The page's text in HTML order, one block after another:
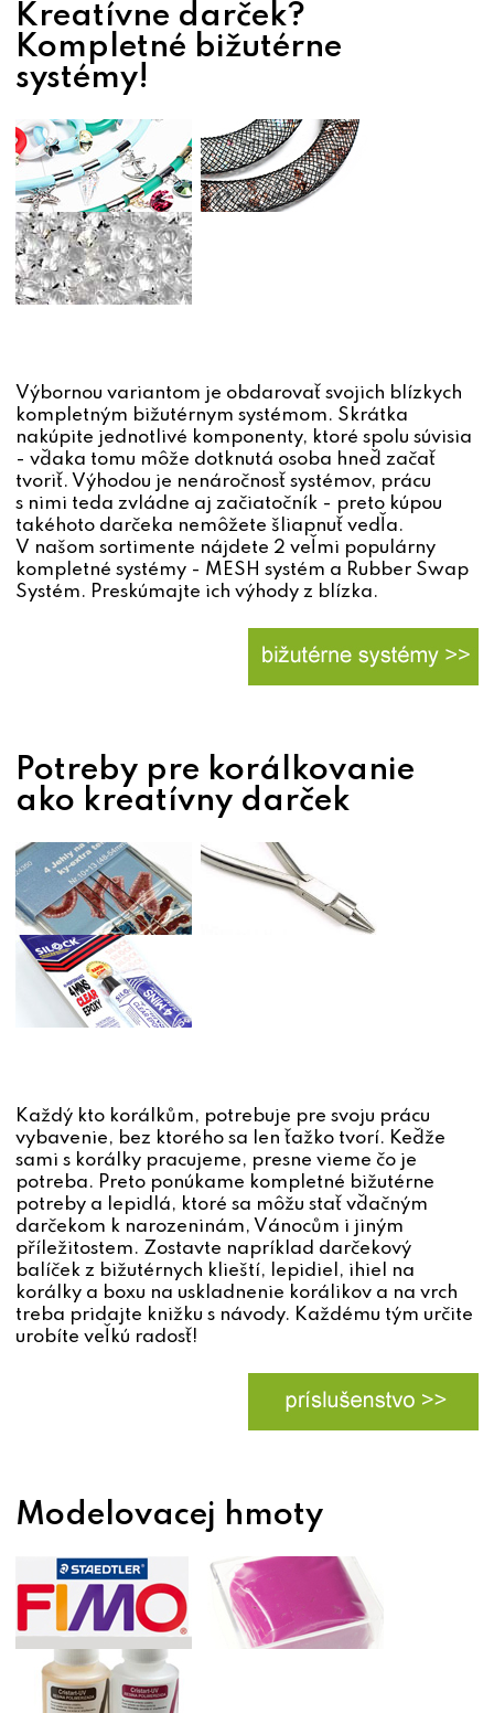
Kreatívne darček?
Kompletné bižutérne
systémy!
Výbornou variantom je obdarovať svojich blízkych
kompletným bižutérnym systémom. Skrátka
nakúpite jednotlivé komponenty, ktoré spolu súvisia
- vďaka tomu môže dotknutá osoba hneď začať
tvoriť. Výhodou je nenáročnosť systémov, prácu
s nimi teda zvládne aj začiatočník - preto kúpou
takéhoto darčeka nemôžete šliapnuť vedľa.
V našom sortimente nájdete 2 veľmi populárny
kompletné systémy - MESH systém a Rubber Swap
Systém. Preskúmajte ich výhody z blízka.
Potreby pre korálkovanie
ako kreatívny darček
Každý kto korálkům, potrebuje pre svoju prácu
vybavenie, bez ktorého sa len ťažko tvorí. Keďže
sami s korálky pracujeme, presne vieme čo je
potreba. Preto ponúkame kompletné bižutérne
potreby a lepidlá, ktoré sa môžu stať vďačným
darčekom k narozeninám, Vánocům i jiným
příležitostem. Zostavte napríklad darčekový
balíček z bižutérnych klieští, lepidiel, ihiel na
korálky a boxu na uskladnenie korálikov a na vrch
treba pridajte knižku s návody. Každému tým určite
urobíte veľkú radosť!
Modelovacej hmoty